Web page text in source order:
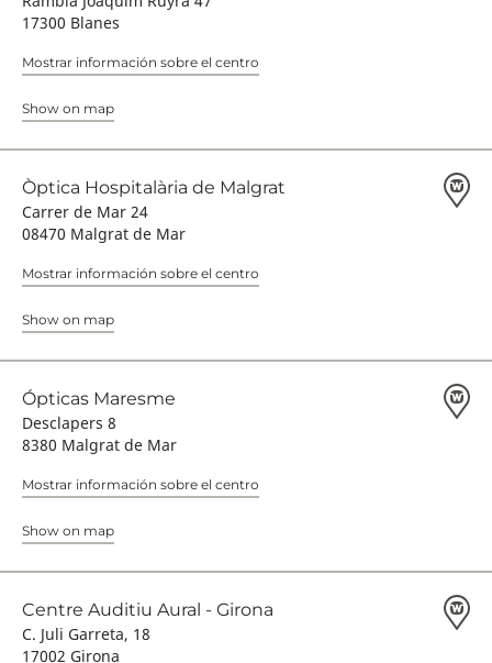
17300 Blanes
Mostrar información sobre el centro
Show on map
Òptica Hospitalària de Malgrat
Carrer de Mar 24
08470 Malgrat de Mar
Mostrar información sobre el centro
Show on map
Ópticas Maresme
Desclapers 8
8380 Malgrat de Mar
Mostrar información sobre el centro
Show on map
Centre Auditiu Aural - Girona
C. Juli Garreta, 18
17002 Girona